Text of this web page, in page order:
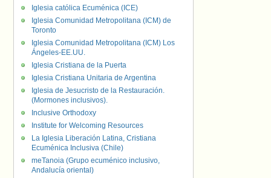
Iglesia católica Ecuménica (ICE)
Iglesia Comunidad Metropolitana (ICM) de
Toronto
Iglesia Comunidad Metropolitana (ICM) Los
Ángeles-EE.UU.
Iglesia Cristiana de la Puerta
Iglesia Cristiana Unitaria de Argentina
Iglesia de Jesucristo de la Restauración.
(Mormones inclusivos).
Inclusive Orthodoxy
Institute for Welcoming Resources
La Iglesia Liberación Latina, Cristiana
Ecuménica Inclusiva (Chile)
meTanoia (Grupo ecuménico inclusivo,
Andalucía oriental)